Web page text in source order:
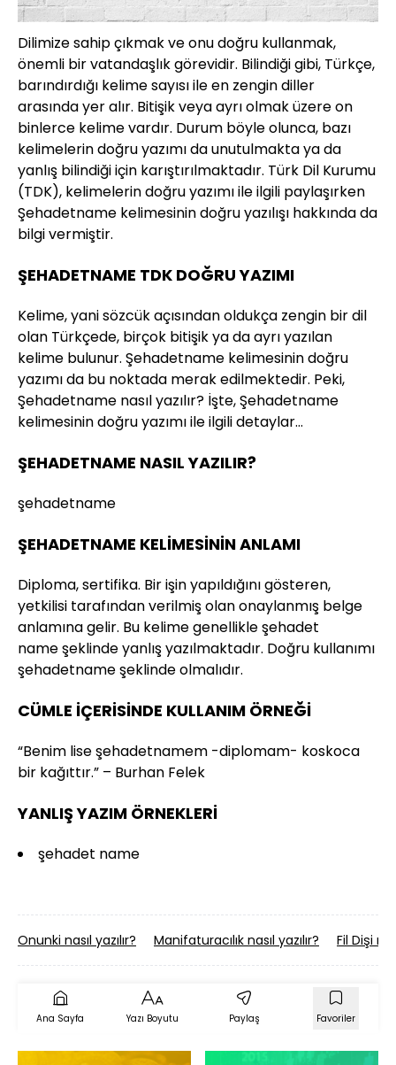
Dilimize sahip çıkmak ve onu doğru kullanmak,
önemli bir vatandaşlık görevidir. Bilindiği gibi, Türkçe,
barındırdığı kelime sayısı ile en zengin diller
arasında yer alır. Bitişik veya ayrı olmak üzere on
binlerce kelime vardır. Durum böyle olunca, bazı
kelimelerin doğru yazımı da unutulmakta ya da
yanlış bilindiği için karıştırılmaktadır. Türk Dil Kurumu
(TDK), kelimelerin doğru yazımı ile ilgili paylaşırken
Şehadetname kelimesinin doğru yazılışı hakkında da
bilgi vermiştir.
ŞEHADETNAME TDK DOĞRU YAZIMI
Kelime, yani sözcük açısından oldukça zengin bir dil
olan Türkçede, birçok bitişik ya da ayrı yazılan
kelime bulunur. Şehadetname kelimesinin doğru
yazımı da bu noktada merak edilmektedir. Peki,
Şehadetname nasıl yazılır? İşte, Şehadetname
kelimesinin doğru yazımı ile ilgili detaylar…
ŞEHADETNAME NASIL YAZILIR?
şehadetname
ŞEHADETNAME KELİMESİNİN ANLAMI
Diploma, sertifika. Bir işin yapıldığını gösteren,
yetkilisi tarafından verilmiş olan onaylanmış belge
anlamına gelir. Bu kelime genellikle şehadet
name şeklinde yanlış yazılmaktadır. Doğru kullanımı
şehadetname şeklinde olmalıdır.
CÜMLE İÇERİSİNDE KULLANIM ÖRNEĞİ
“Benim lise şehadetnamem -diplomam- koskoca
bir kağıttır.” – Burhan Felek
YANLIŞ YAZIM ÖRNEKLERİ
şehadet name
Onunki nasıl yazılır? Manifaturacılık nasıl yazılır? Fil Dişi
Ana Sayfa Yazı Boyutu Paylaş Favoriler